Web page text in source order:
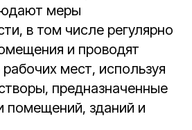
меры
в том числе регулярно
и проводят
мест, используя
предназначенные
помещений, зданий и